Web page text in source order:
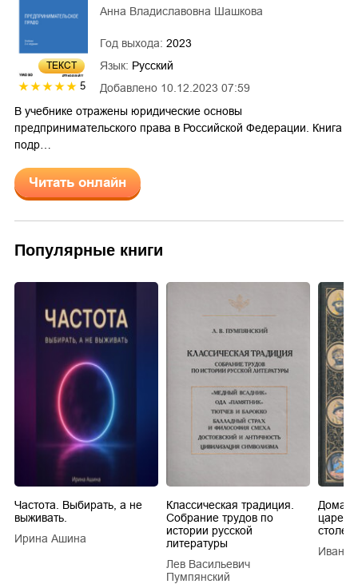
ТЕКСТ
5 Добавлено 10.12.2023 07:59
Анна Владиславовна Шашкова
Год выхода: 2023
Язык: Русский
В учебнике отражены юридические основы
предпринимательского права в Российской Федерации. Книга
подр…
Читать онлайн
Популярные книги
Частота. Выбирать, а не
выживать.
Ирина Ашина
Классическая традиция.
Собрание трудов по
истории русской
литературы
Лев Васильевич
Пумпянский
царей
Иван